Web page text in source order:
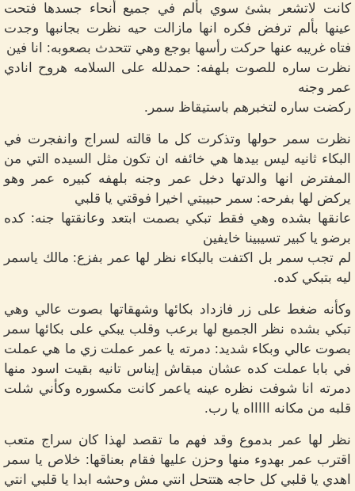
كانت لاتشعر بشئ سوي بألم في جميع أنحاء جسدها فتحت
عينها بألم ترفض فكره انها مازالت حيه نظرت بجانبها وجدت
فتاه غريبه عنها حركت رأسها بوجع وهي تتحدث بصعوبه: انا فين
نظرت ساره للصوت بلهفه: حمدلله على السلامه هروح انادي
عمر وجنه
ركضت ساره لتخبرهم باستيقاظ سمر.
نظرت سمر حولها وتذكرت كل ما قالته لسراج وانفجرت في
البكاء ثانيه ليس بيدها هي خائفه ان تكون مثل السيده التي من
المفترض انها والدتها دخل عمر وجنه بلهفه كبيره عمر وهو
يركض لها بفرحه: سمر حبيبتي اخيرا فوقتي يا قلبي
عانقها بشده وهي فقط تبكي بصمت ابتعد وعانقتها جنه: كده
برضو يا كبير تسيبينا خايفين
لم تجب سمر بل اكتفت بالبكاء نظر لها عمر بفزع: مالك ياسمر
ليه بتبكي كده.
وكأنه ضغط على زر فازداد بكائها وشهقاتها بصوت عالي وهي
تبكي بشده نظر الجميع لها برعب وقلب يبكي على بكائها سمر
بصوت عالي وبكاء شديد: دمرته يا عمر عملت زي ما هي عملت
في بابا عملت كده عشان مبقاش إيناس تانيه بقيت اسود منها
دمرته انا شوفت نظره عينه ياعمر كانت مكسوره وكأني شلت
قلبه من مكانه اااااه يا رب.
نظر لها عمر بدموع وقد فهم ما تقصد لهذا كان سراج متعب
اقترب عمر بهدوء منها وحزن عليها فقام بعناقها: خلاص يا سمر
اهدي يا قلبي كل حاجه هتتحل انتي مش وحشه ابدا يا قلبي انتي